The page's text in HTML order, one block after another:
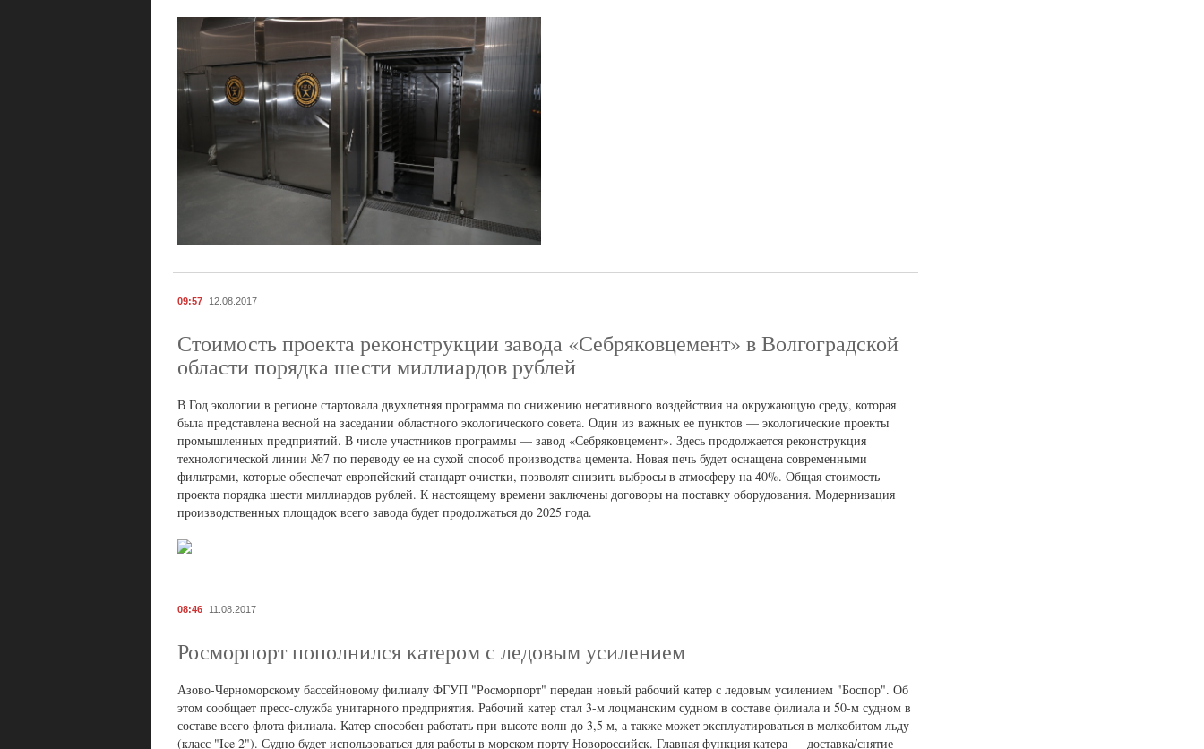
09:57 12.08.2017
Стоимость проекта реконструкции завода «Себряковцемент» в Волгоградской
области порядка шести миллиардов рублей
В Год экологии в регионе стартовала двухлетняя программа по снижению негативного воздействия на окружающую среду, которая
была представлена весной на заседании областного экологического совета. Один из важных ее пунктов — экологические проекты
промышленных предприятий. В числе участников программы — завод «Себряковцемент». Здесь продолжается реконструкция
технологической линии №7 по переводу ее на сухой способ производства цемента. Новая печь будет оснащена современными
фильтрами, которые обеспечат европейский стандарт очистки, позволят снизить выбросы в атмосферу на 40%. Общая стоимость
проекта порядка шести миллиардов рублей. К настоящему времени заключены договоры на поставку оборудования. Модернизация
производственных площадок всего завода будет продолжаться до 2025 года.
08:46 11.08.2017
Росморпорт пополнился катером с ледовым усилением
Азово-Черноморскому бассейновому филиалу ФГУП "Росморпорт" передан новый рабочий катер с ледовым усилением "Боспор". Об
этом сообщает пресс-служба унитарного предприятия. Рабочий катер стал 3-м лоцманским судном в составе филиала и 50-м судном в
составе всего флота филиала. Катер способен работать при высоте волн до 3,5 м, а также может эксплуатироваться в мелкобитом льду
(класс "Ice 2"). Судно будет использоваться для работы в морском порту Новороссийск. Главная функция катера — доставка/снятие